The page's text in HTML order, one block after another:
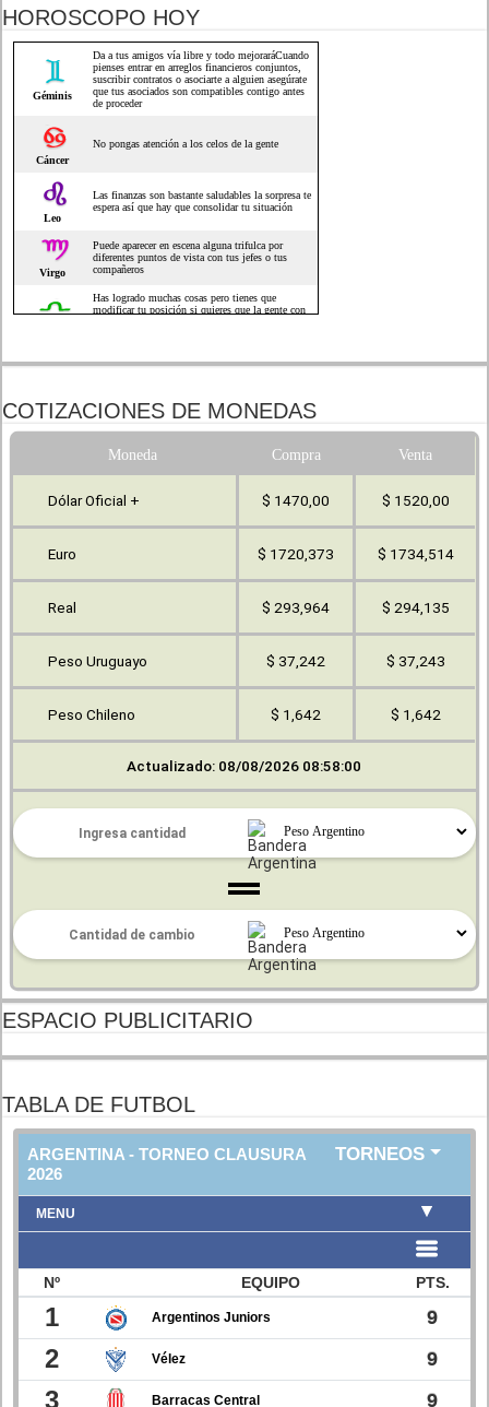
HOROSCOPO HOY
COTIZACIONES DE MONEDAS
Moneda Compra Venta
Dólar Oficial + $ 1470,00 $ 1520,00
Euro $ 1720,373 $ 1734,514
Real $ 293,964 $ 294,135
Peso Uruguayo $ 37,242 $ 37,243
Peso Chileno $ 1,642 $ 1,642
Actualizado: 08/08/2026 08:58:00
ESPACIO PUBLICITARIO
TABLA DE FUTBOL